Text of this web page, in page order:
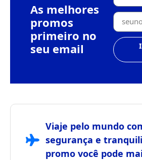
As melhores
promos
primeiro no
seu email
Viaje pelo mundo
segurança e
promo você pode